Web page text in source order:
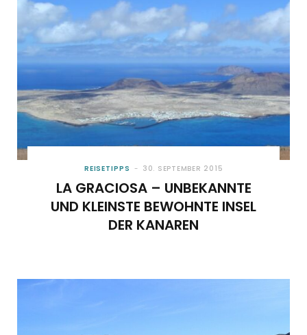
REISETIPPS 30. SEPTEMBER 2015
LA GRACIOSA – UNBEKANNTE
UND KLEINSTE BEWOHNTE INSEL
DER KANAREN